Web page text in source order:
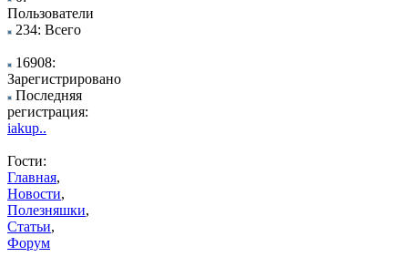
Пользователи
234: Всего
16908:
Зарегистрировано
Последняя
регистрация:
iakup..
Гости:
Главная,
Новости,
Полезняшки,
Статьи,
Форум